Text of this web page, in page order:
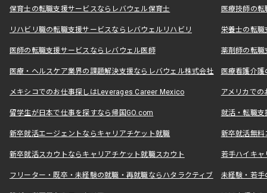
保育士の転職支援サービスならレバウェル保育士 医療技師の
リハビリ職の転職支援サービスならレバウェルリハビリ 栄養士の転
医師の転職支援サービスならレバウェル医師 薬剤師の転
医療・ヘルスケア業界の課題解決支援ならレバウェル株式会社 医療看護介
メキシコでのお仕事探しはLeverages Career Mexico アメリカで
留学生が日本で仕事を探すなら帰国GO.com 就活・転職
新卒就活エージェントならキャリアチケット就職 新卒就活無料
新卒就活スカウトならキャリアチケット就職スカウト 若手ハイキ
フリーター・既卒・未経験の就職・再就職ならハタラクティブ 未経験・若手